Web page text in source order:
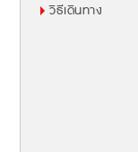
วิธีเดินทาง